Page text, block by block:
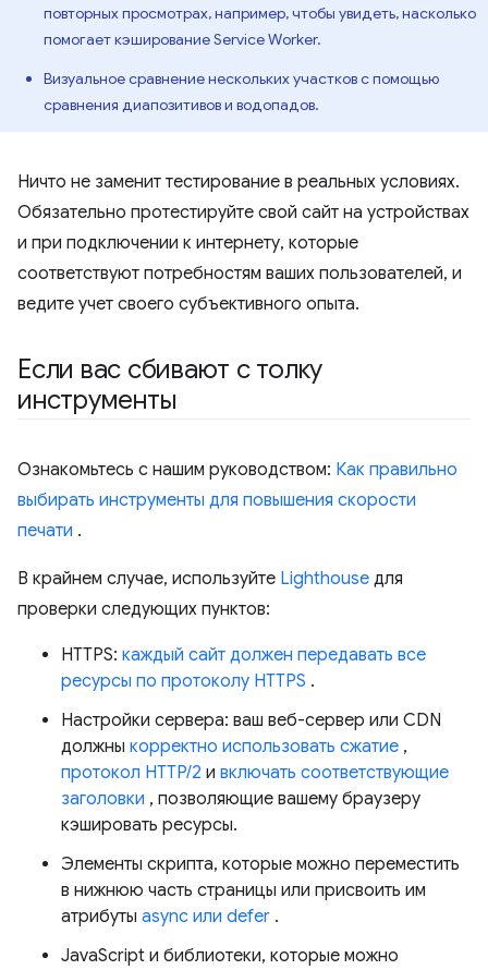
повторных просмотрах, например, чтобы увидеть, насколько
помогает кэширование Service Worker.
Визуальное сравнение нескольких участков с помощью
сравнения диапозитивов и водопадов.
Ничто не заменит тестирование в реальных условиях.
Обязательно протестируйте свой сайт на устройствах
и при подключении к интернету, которые
соответствуют потребностям ваших пользователей, и
ведите учет своего субъективного опыта.
Если вас сбивают с толку
инструменты
Ознакомьтесь с нашим руководством: Как правильно
выбирать инструменты для повышения скорости
печати .
В крайнем случае, используйте Lighthouse для
проверки следующих пунктов:
HTTPS: каждый сайт должен передавать все
ресурсы по протоколу HTTPS .
Настройки сервера: ваш веб-сервер или CDN
должны корректно использовать сжатие ,
протокол HTTP/2 и включать соответствующие
заголовки , позволяющие вашему браузеру
кэшировать ресурсы.
Элементы скрипта, которые можно переместить
в нижнюю часть страницы или присвоить им
атрибуты async или defer .
JavaScript и библиотеки, которые можно